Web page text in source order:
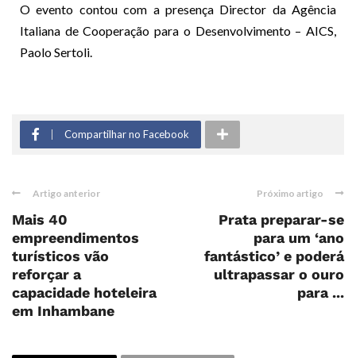
O evento contou com a presença Director da Agência
Italiana de Cooperação para o Desenvolvimento – AICS,
Paolo Sertoli.
Compartilhar no Facebook
Artigo anterior
Mais 40
empreendimentos
turísticos vão
reforçar a
capacidade hoteleira
em Inhambane
Próximo artigo
Prata preparar-se
para um ‘ano
fantástico’ e poderá
ultrapassar o ouro
para ...